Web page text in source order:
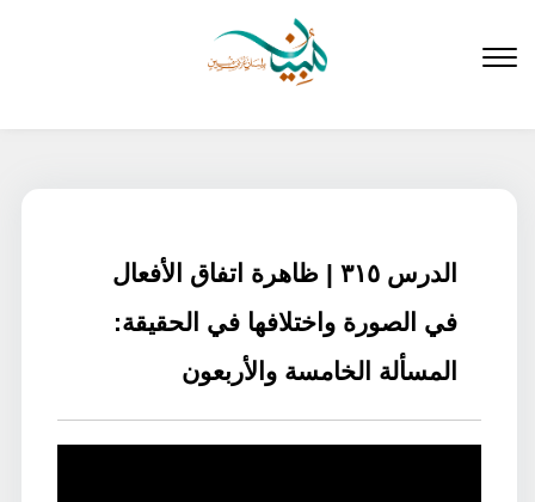
المحتوى
الدرس ٣١٥ | ظاهرة اتفاق الأفعال
في الصورة واختلافها في الحقيقة:
المسألة الخامسة والأربعون